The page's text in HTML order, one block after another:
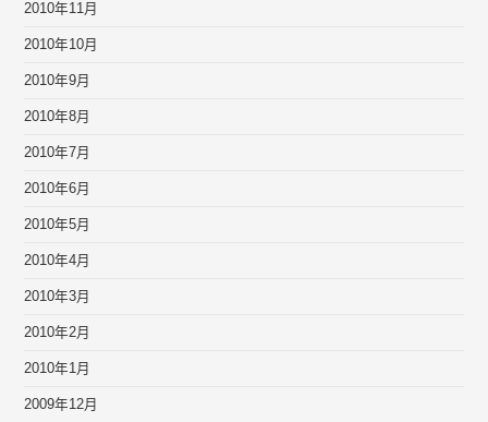
2010年11月
2010年10月
2010年9月
2010年8月
2010年7月
2010年6月
2010年5月
2010年4月
2010年3月
2010年2月
2010年1月
2009年12月